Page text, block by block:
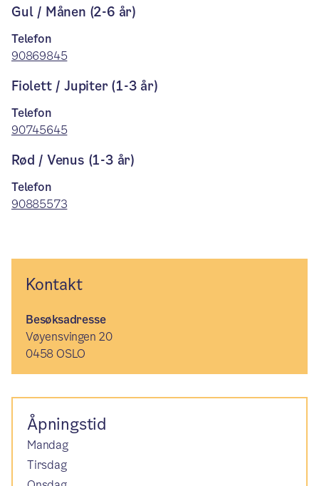
Gul / Månen (2-6 år)
Telefon
90869845
Fiolett / Jupiter (1-3 år)
Telefon
90745645
Rød / Venus (1-3 år)
Telefon
90885573
Kontakt
Besøksadresse
Vøyensvingen 20
0458 OSLO
Åpningstid
Mandag
Tirsdag